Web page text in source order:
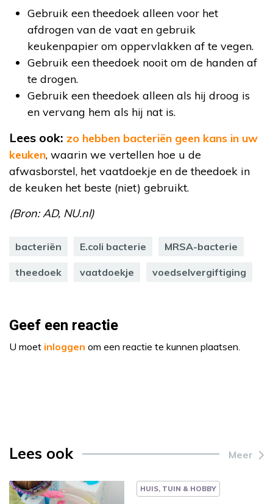
Gebruik een theedoek alleen voor het
afdrogen van de vaat en gebruik
keukenpapier om oppervlakken af te vegen.
Gebruik een theedoek nooit om de handen af
te drogen.
Gebruik een theedoek alleen als hij droog is
en vervang hem als hij nat is.
Lees ook: zo hebben bacteriën geen kans in uw
keuken, waarin we vertellen hoe u de
afwasborstel, het vaatdoekje en de theedoek in
de keuken het beste (niet) gebruikt.
(Bron: AD, NU.nl)
bacteriën E.coli bacterie MRSA-bacterie
theedoek vaatdoekje voedselvergiftiging
Geef een reactie
U moet inloggen om een reactie te kunnen plaatsen.
Lees ook Meer
HUIS, TUIN & HOBBY